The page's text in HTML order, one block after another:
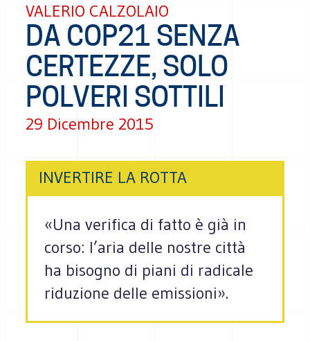
VALERIO CALZOLAIO
DA COP21 SENZA
CERTEZZE, SOLO
POLVERI SOTTILI
29 Dicembre 2015
INVERTIRE LA ROTTA
«Una verifica di fatto è già in
corso: l’aria delle nostre città
ha bisogno di piani di radicale
riduzione delle emissioni».